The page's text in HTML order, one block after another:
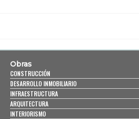
Obras
CONSTRUCCIÓN
DESARROLLO INMOBILIARIO
INFRAESTRUCTURA
ARQUITECTURA
INTERIORISMO